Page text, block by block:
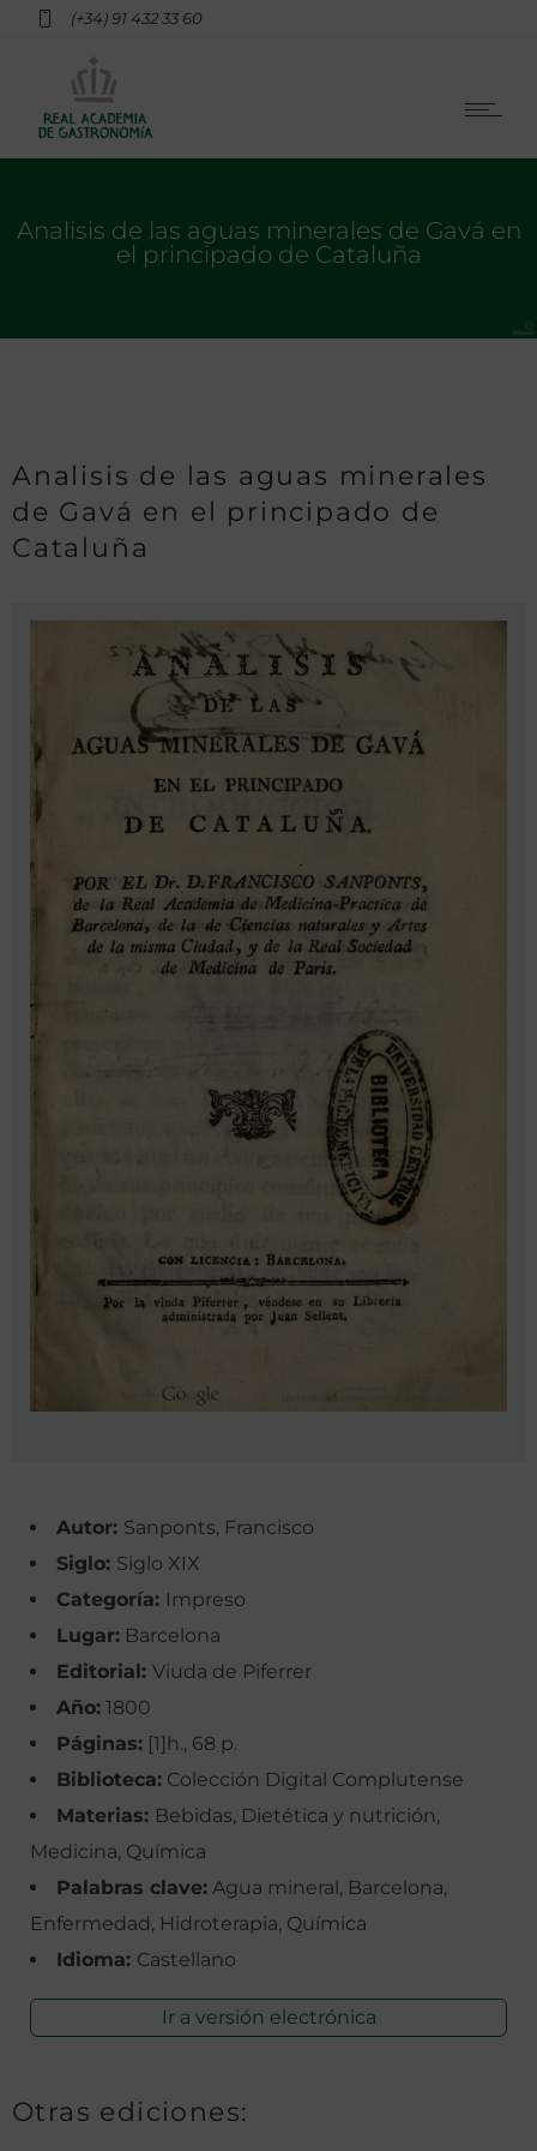
(+34) 91 432 33 60
Analisis de las aguas minerales de Gavá en
el principado de Cataluña
Analisis de las aguas minerales
de Gavá en el principado de
Cataluña
Autor: Sanponts, Francisco
Siglo: Siglo XIX
Categoría: Impreso
Lugar: Barcelona
Editorial: Viuda de Piferrer
Año: 1800
Páginas: [1]h., 68 p.
Biblioteca: Colección Digital Complutense
Materias: Bebidas, Dietética y nutrición,
Medicina, Química
Palabras clave: Agua mineral, Barcelona,
Enfermedad, Hidroterapia, Química
Idioma: Castellano
Ir a versión electrónica
Otras ediciones: